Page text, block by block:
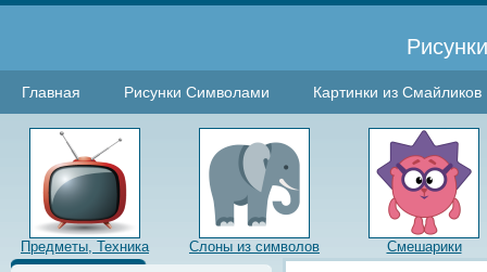
Главная Рисунки Символами Картинки из Смайликов
Предметы, Техника Слоны из символов Смешарики